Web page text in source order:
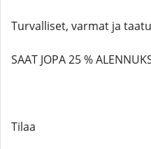
Turvalliset, varmat ja
SAAT JOPA 25 %
Tilaa